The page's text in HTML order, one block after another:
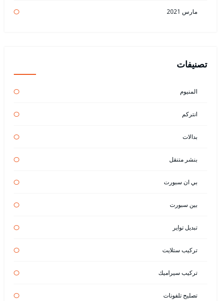
مارس 2021
تصنيفات
المنيوم
انتركم
بدالات
بنشر متنقل
بي ان سبورت
بين سبورت
تبديل تواير
تركيب ستلايت
تركيب سيراميك
تصليح تلفونات